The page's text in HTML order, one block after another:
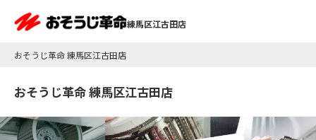
練馬区江古田店
おそうじ革命 練馬区江古田店
おそうじ革命 練馬区江古田店